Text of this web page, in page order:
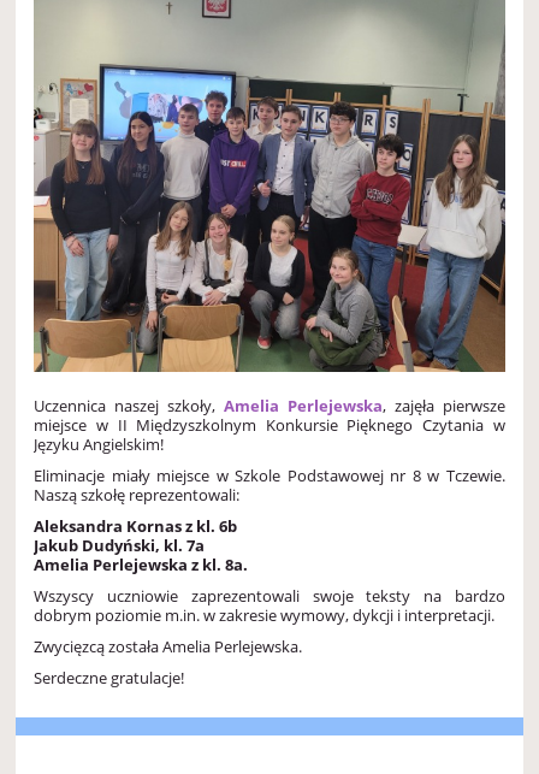
Uczennica naszej szkoły, Amelia Perlejewska, zajęła pierwsze
miejsce w II Międzyszkolnym Konkursie Pięknego Czytania w
Języku Angielskim!
Eliminacje miały miejsce w Szkole Podstawowej nr 8 w Tczewie.
Naszą szkołę reprezentowali:
Aleksandra Kornas z kl. 6b
Jakub Dudyński, kl. 7a
Amelia Perlejewska z kl. 8a.
Wszyscy uczniowie zaprezentowali swoje teksty na bardzo
dobrym poziomie m.in. w zakresie wymowy, dykcji i interpretacji.
Zwycięzcą została Amelia Perlejewska.
Serdeczne gratulacje!